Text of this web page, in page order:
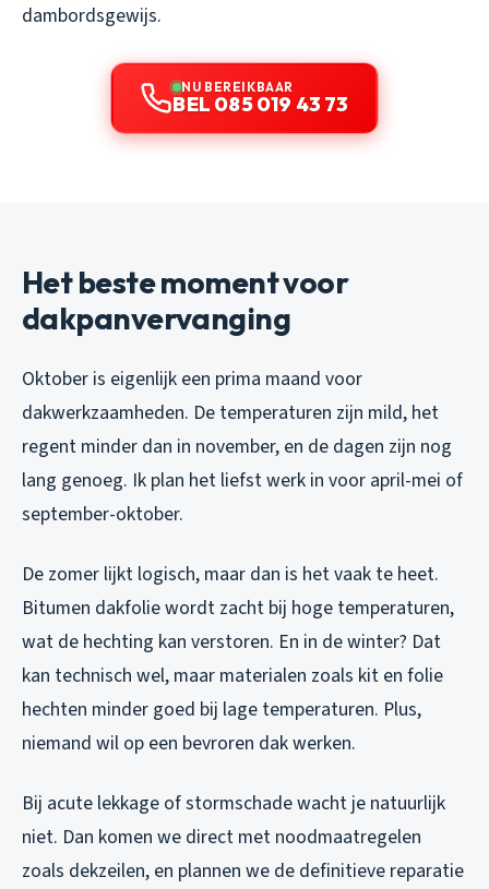
dambordsgewijs.
NU BEREIKBAAR
BEL 085 019 43 73
Het beste moment voor
dakpanvervanging
Oktober is eigenlijk een prima maand voor
dakwerkzaamheden. De temperaturen zijn mild, het
regent minder dan in november, en de dagen zijn nog
lang genoeg. Ik plan het liefst werk in voor april-mei of
september-oktober.
De zomer lijkt logisch, maar dan is het vaak te heet.
Bitumen dakfolie wordt zacht bij hoge temperaturen,
wat de hechting kan verstoren. En in de winter? Dat
kan technisch wel, maar materialen zoals kit en folie
hechten minder goed bij lage temperaturen. Plus,
niemand wil op een bevroren dak werken.
Bij acute lekkage of stormschade wacht je natuurlijk
niet. Dan komen we direct met noodmaatregelen
zoals dekzeilen, en plannen we de definitieve reparatie